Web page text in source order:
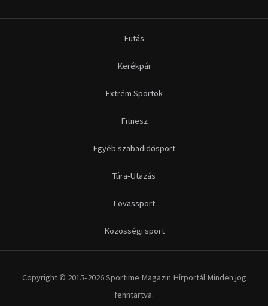
Futás
Kerékpár
Extrém Sportok
Fitnesz
Egyéb szabadidősport
Túra-Utazás
Lovassport
Közösségi sport
Copyright © 2015-2026 Sportime Magazin Hírportál Minden jog
fenntartva.